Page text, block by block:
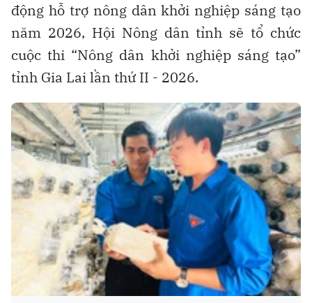
động hỗ trợ nông dân khởi nghiệp sáng tạo
năm 2026, Hội Nông dân tỉnh sẽ tổ chức
cuộc thi “Nông dân khởi nghiệp sáng tạo”
tỉnh Gia Lai lần thứ II - 2026.